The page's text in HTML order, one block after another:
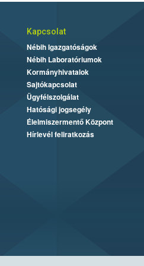
Kapcsolat
Nébih Igazgatóságok
Nébih Laboratóriumok
Kormányhivatalok
Sajtókapcsolat
Ügyfélszolgálat
Hatósági jogsegély
Élelmiszermentő Központ
Hírlevél feliratkozás